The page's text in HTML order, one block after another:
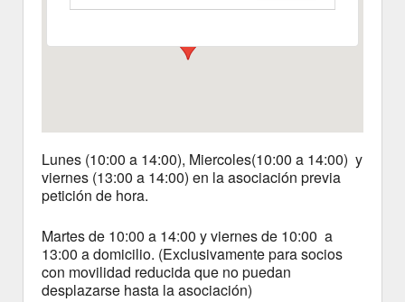
Lunes (10:00 a 14:00), Miercoles(10:00 a 14:00) y
viernes (13:00 a 14:00) en la asociación previa
petición de hora.
Martes de 10:00 a 14:00 y viernes de 10:00 a
13:00 a domicilio. (Exclusivamente para socios
con movilidad reducida que no puedan
desplazarse hasta la asociación)